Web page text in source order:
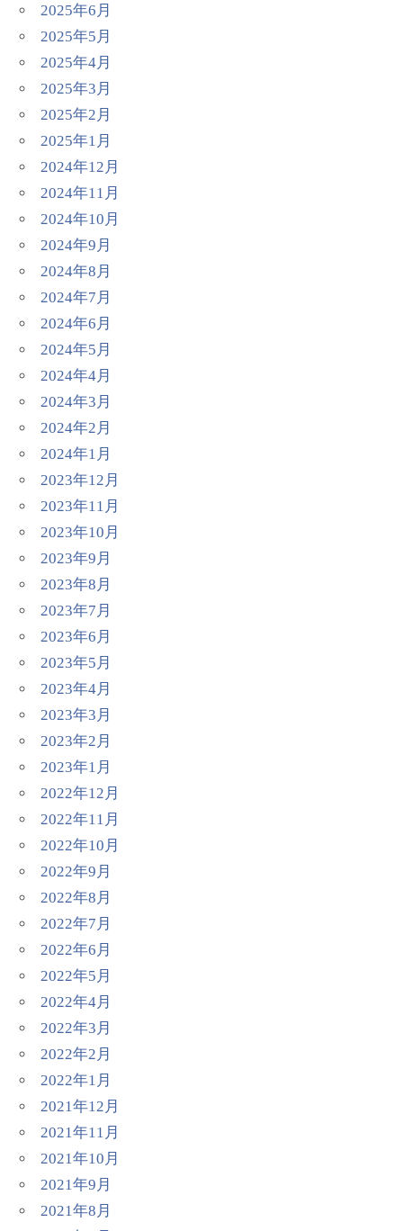
2025年6月
2025年5月
2025年4月
2025年3月
2025年2月
2025年1月
2024年12月
2024年11月
2024年10月
2024年9月
2024年8月
2024年7月
2024年6月
2024年5月
2024年4月
2024年3月
2024年2月
2024年1月
2023年12月
2023年11月
2023年10月
2023年9月
2023年8月
2023年7月
2023年6月
2023年5月
2023年4月
2023年3月
2023年2月
2023年1月
2022年12月
2022年11月
2022年10月
2022年9月
2022年8月
2022年7月
2022年6月
2022年5月
2022年4月
2022年3月
2022年2月
2022年1月
2021年12月
2021年11月
2021年10月
2021年9月
2021年8月